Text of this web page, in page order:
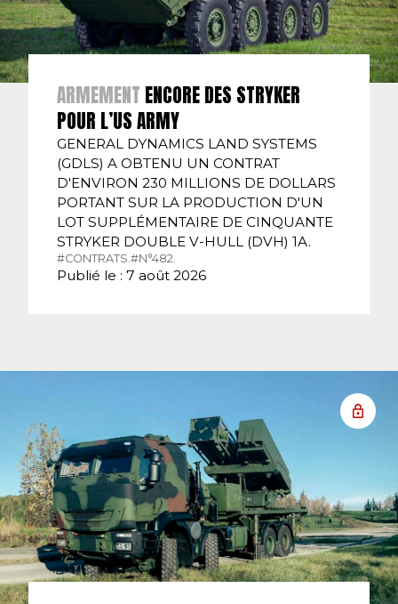
ARMEMENT ENCORE DES STRYKER
POUR L’US ARMY
GENERAL DYNAMICS LAND SYSTEMS
(GDLS) A OBTENU UN CONTRAT
D'ENVIRON 230 MILLIONS DE DOLLARS
PORTANT SUR LA PRODUCTION D'UN
LOT SUPPLÉMENTAIRE DE CINQUANTE
STRYKER DOUBLE V-HULL (DVH) 1A.
#CONTRATS.#N°482.
Publié le : 7 août 2026